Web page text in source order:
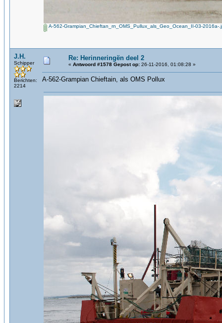
A-562-Grampian_Chieftan_rn_OMS_Pullux_als_Geo_Ocean_II-03-2016a-
J.H.
Schipper
Berichten:
2214
Re: Herinneringën deel 2
« Antwoord #1578 Gepost op: 26-11-2016, 01:08:28 »
A-562-Grampian Chieftain, als OMS Pollux